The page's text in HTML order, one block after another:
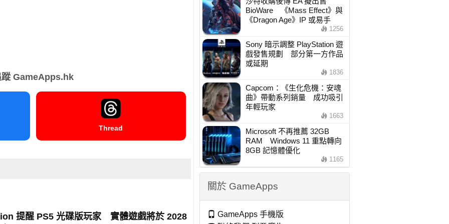
蹤 GameApps.hk
Thread
提醒 PS5 光碟版玩家 實體遊戲將於 2028
BioWare 《Mass Effect》與
《Dragon Age》IP 或易手
1256
Sony 暗示調整 PlayStation 遊
戲發售規劃 部分第一方作品
或延期
1836
Capcom：《生化危機：安魂
曲》帶動系列銷量 成功吸引
年輕玩家
1663
Microsoft 不再推薦 32GB
RAM Windows 11 重點轉向
8GB 記憶體優化
1165
關於 GameApps
GameApps 手機版